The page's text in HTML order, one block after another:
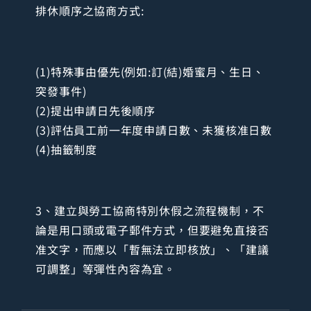
排休順序之協商方式:
(1)特殊事由優先(例如:訂(結)婚蜜月、生日、
突發事件)
(2)提出申請日先後順序
(3)評估員工前一年度申請日數、未獲核准日數
(4)抽籤制度
3、建立與勞工協商特別休假之流程機制，不
論是用口頭或電子郵件方式，但要避免直接否
准文字，而應以「暫無法立即核放」、「建議
可調整」等彈性內容為宜。